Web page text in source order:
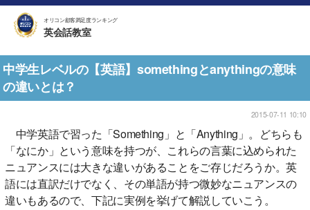
オリコン顧客満足度ランキング
英会話教室
中学生レベルの【英語】somethingとanythingの意味
の違いとは？
2015-07-11 10:10
中学英語で習った「Something」と「Anything」。どちらも
「なにか」という意味を持つが、これらの言葉に込められた
ニュアンスには大きな違いがあることをご存じだろうか。英
語には直訳だけでなく、その単語が持つ微妙なニュアンスの
違いもあるので、下記に実例を挙げて解説していこう。